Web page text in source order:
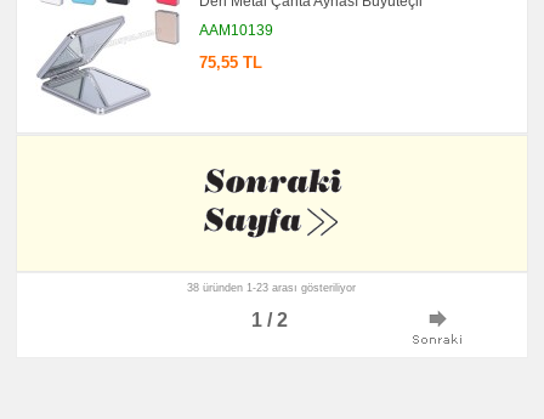
AAM10139
75,55 TL
38 üründen 1-23 arası gösteriliyor
1 / 2